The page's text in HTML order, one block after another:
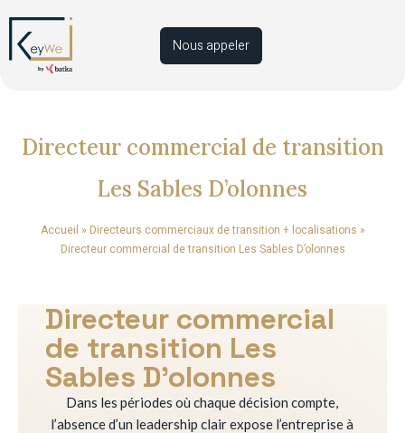
Nous appeler
Directeur commercial de transition
Les Sables D’olonnes
Accueil » Directeurs commerciaux de transition + localisations »
Directeur commercial de transition Les Sables D’olonnes
Directeur commercial
de transition Les
Sables D’olonnes
Dans les périodes où chaque décision compte,
l’absence d’un leadership clair expose l’entreprise à